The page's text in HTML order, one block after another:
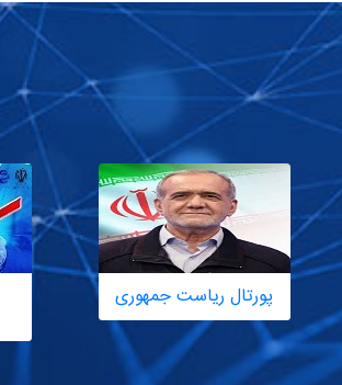
پورتال ریاست جمهوری